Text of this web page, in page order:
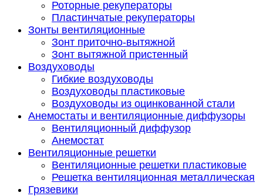
Роторные рекуператоры
Пластинчатые рекуператоры
Зонты вентиляционные
Зонт приточно-вытяжной
Зонт вытяжной пристенный
Воздуховоды
Гибкие воздуховоды
Воздуховоды пластиковые
Воздуховоды из оцинкованной стали
Анемостаты и вентиляционные диффузоры
Вентиляционный диффузор
Анемостат
Вентиляционные решетки
Вентиляционные решетки пластиковые
Решетка вентиляционная металлическая
Грязевики